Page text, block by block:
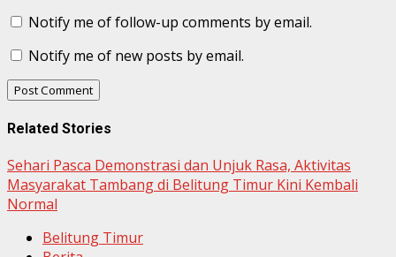
Notify me of follow-up comments by email.
Notify me of new posts by email.
Related Stories
Sehari Pasca Demonstrasi dan Unjuk Rasa, Aktivitas
Masyarakat Tambang di Belitung Timur Kini Kembali
Normal
Belitung Timur